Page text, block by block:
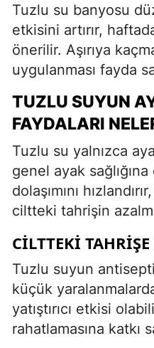
Tuzlu su banyosu
etkisini artırır,
önerilir. Aşırıya
uygulanması fayda
TUZLU SUYUN
FAYDALARI
Tuzlu su yalnızca
genel ayak sağlığına
dolaşımını
ciltteki tahrişin
CILTTEKI
Tuzlu suyun
küçük
yatıştırıcı etkisi
rahatlamasına katkı